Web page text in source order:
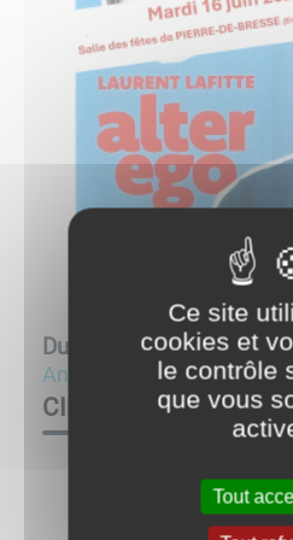
Du 16/06/26 à 20:30 au
Animations
CINÉ VILLAGE
Mardi 16 juin
Ce site
cookies et
le contrôle
que vous
Tout